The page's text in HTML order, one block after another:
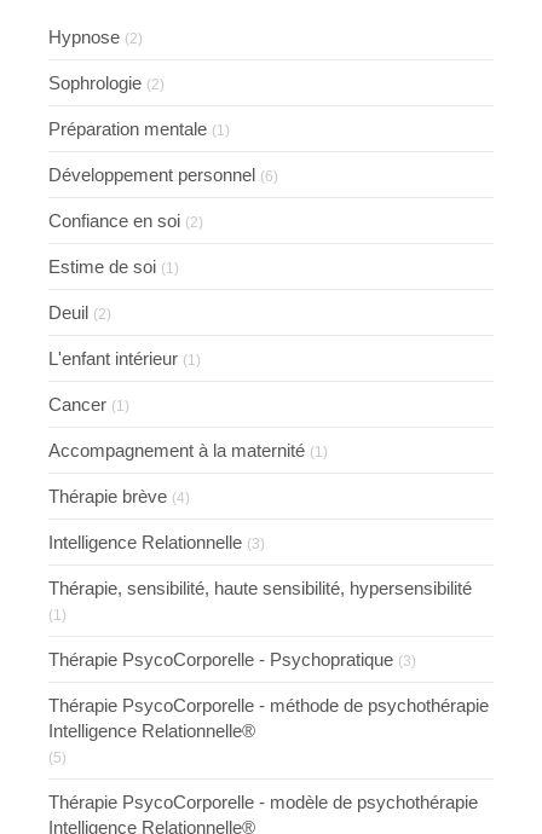
Hypnose (2)
Sophrologie (2)
Préparation mentale (1)
Développement personnel (6)
Confiance en soi (2)
Estime de soi (1)
Deuil (2)
L'enfant intérieur (1)
Cancer (1)
Accompagnement à la maternité (1)
Thérapie brève (4)
Intelligence Relationnelle (3)
Thérapie, sensibilité, haute sensibilité, hypersensibilité
(1)
Thérapie PsycoCorporelle - Psychopratique (3)
Thérapie PsycoCorporelle - méthode de psychothérapie
Intelligence Relationnelle®
(5)
Thérapie PsycoCorporelle - modèle de psychothérapie
Intelligence Relationnelle®